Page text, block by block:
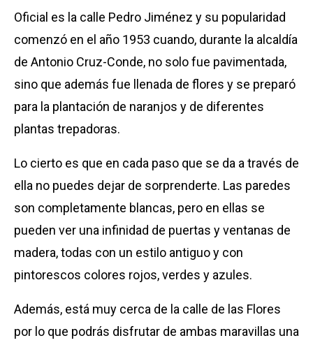
Oficial es la calle Pedro Jiménez y su popularidad
comenzó en el año 1953 cuando, durante la alcaldía
de Antonio Cruz-Conde, no solo fue pavimentada,
sino que además fue llenada de flores y se preparó
para la plantación de naranjos y de diferentes
plantas trepadoras.
Lo cierto es que en cada paso que se da a través de
ella no puedes dejar de sorprenderte. Las paredes
son completamente blancas, pero en ellas se
pueden ver una infinidad de puertas y ventanas de
madera, todas con un estilo antiguo y con
pintorescos colores rojos, verdes y azules.
Además, está muy cerca de la calle de las Flores
por lo que podrás disfrutar de ambas maravillas una